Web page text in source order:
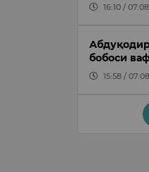
16:10 /
бобоси
15:58 /